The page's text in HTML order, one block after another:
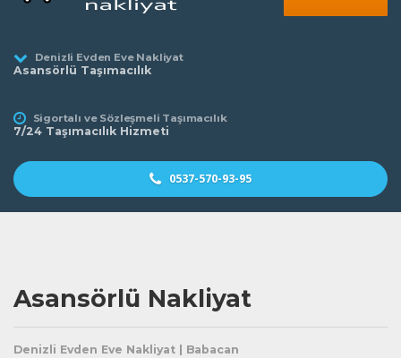
Denizli Evden Eve Nakliyat
Asansörlü Taşımacılık
Sigortalı ve Sözleşmeli Taşımacılık
7/24 Taşımacılık Hizmeti
0537-570-93-95
Asansörlü Nakliyat
Denizli Evden Eve Nakliyat | Babacan